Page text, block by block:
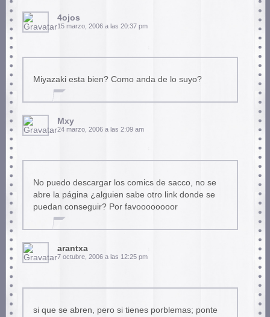
4ojos
15 marzo, 2006 a las 20:37 pm
Miyazaki esta bien? Como anda de lo suyo?
Mxy
24 marzo, 2006 a las 2:09 am
No puedo descargar los comics de sacco, no se
abre la página ¿alguien sabe otro link donde se
puedan conseguir? Por favoooooooor
arantxa
7 octubre, 2006 a las 12:25 pm
si que se abren, pero si tienes porblemas; ponte